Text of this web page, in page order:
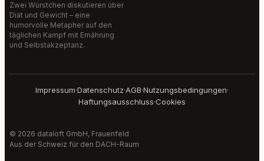
Zwei Würstchen diskutieren über
Diät und Gewicht – eine
humorvolle Metapher auf den
täglichen Kampf mit Ernährung
und Selbstakzeptanz.
Impressum·Datenschutz·AGB·Nutzungsbedingungen·
Haftungsausschluss·Cookies
© 2026 dataloft GmbH, Frauenfeld
Aus der Schweiz für den DACH-Raum